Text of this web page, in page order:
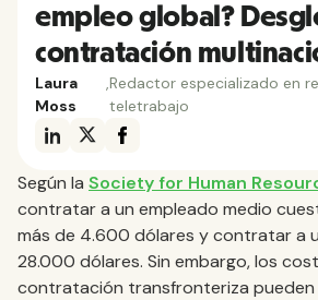
empleo global?
contratación
Laura
Moss
Redactor especializado en
teletrabajo
Según la Society for Human
contratar a un empleado medio
más de 4.600 dólares y contratar a
28.000 dólares. Sin embargo, los
contratación transfronteriza pueden